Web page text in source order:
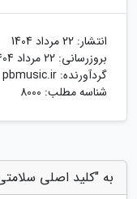
انتشار: 22 مرداد 1404
بروزرسانی: 22 مرداد 1404
گردآورنده: pbmusic.ir
شناسه مطلب: 8000
به "کلید اصلی